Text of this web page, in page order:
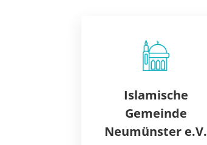
Islamische
Gemeinde
Neumünster e.V.